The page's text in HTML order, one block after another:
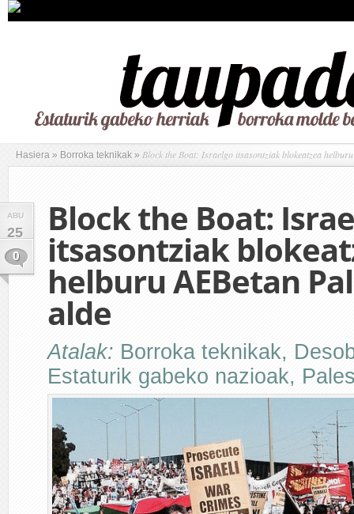
Hasiera » Borroka teknikak » Block the Boat: Israelgo itsasontziak blokeatzea
ABU
25
0
Block the Boat:
itsasontziak
helburu AEBetan
alde
Atalak: Borroka teknikak,
Estaturik gabeko nazioak,